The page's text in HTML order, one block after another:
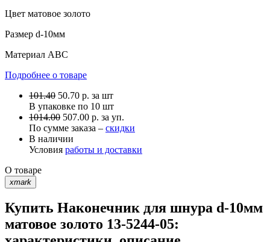
Цвет матовое золото
Размер d-10мм
Материал АВС
Подробнее о товаре
101.40 50.70 р. за шт
В упаковке по 10 шт
1014.00 507.00 р. за уп.
По сумме заказа – скидки
В наличии
Условия работы и доставки
О товаре
xmark
Купить Наконечник для шнура d-10мм
матовое золото 13-5244-05: